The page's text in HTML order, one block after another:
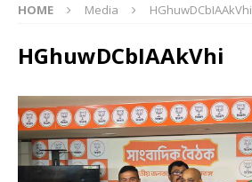
HOME Media HGhuwDCbIAAkVhi
HGhuwDCbIAAkVhi